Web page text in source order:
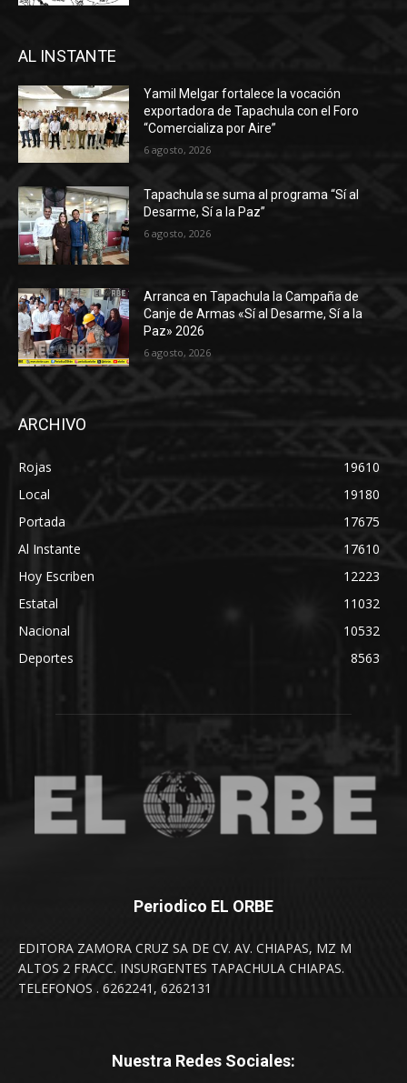
AL INSTANTE
Yamil Melgar fortalece la vocación
exportadora de Tapachula con el Foro
“Comercializa por Aire”
6 agosto, 2026
Tapachula se suma al programa “Sí al
Desarme, Sí a la Paz”
6 agosto, 2026
Arranca en Tapachula la Campaña de
Canje de Armas «Sí al Desarme, Sí a la
Paz» 2026
6 agosto, 2026
ARCHIVO
Rojas
19610
Local
19180
Portada
17675
Al Instante
17610
Hoy Escriben
12223
Estatal
11032
Nacional
10532
Deportes
8563
Periodico EL ORBE
EDITORA ZAMORA CRUZ SA DE CV. AV. CHIAPAS, MZ M
ALTOS 2 FRACC. INSURGENTES TAPACHULA CHIAPAS.
TELEFONOS . 6262241, 6262131
Nuestra Redes Sociales: